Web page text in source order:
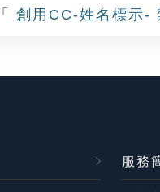
創用CC-姓名標示-
服務